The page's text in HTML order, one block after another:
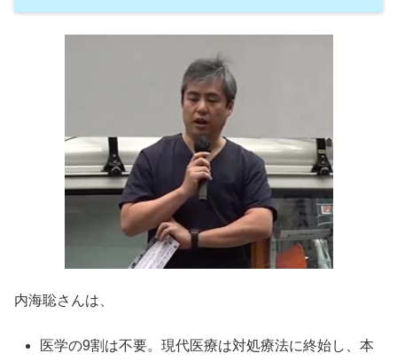
内海聡さんは、
医学の9割は不要。現代医療は対処療法に終始し、本